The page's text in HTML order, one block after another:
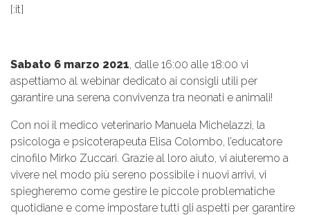
[:it]
Sabato 6 marzo 2021, dalle 16:00 alle 18:00 vi
aspettiamo al webinar dedicato ai consigli utili per
garantire una serena convivenza tra neonati e animali!
Con noi il medico veterinario Manuela Michelazzi, la
psicologa e psicoterapeuta Elisa Colombo, l’educatore
cinofilo Mirko Zuccari. Grazie al loro aiuto, vi aiuteremo a
vivere nel modo più sereno possibile i nuovi arrivi, vi
spiegheremo come gestire le piccole problematiche
quotidiane e come impostare tutti gli aspetti per garantire